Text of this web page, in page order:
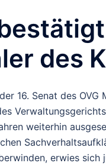
des
16. Senat des OVG
weiterhin
erwies